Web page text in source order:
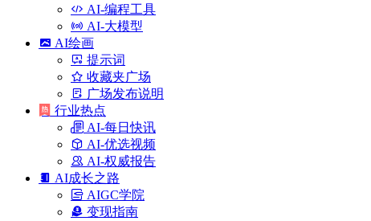
AI-编程工具
AI-大模型
AI绘画
提示词
收藏夹广场
广场发布说明
行业热点
AI-每日快讯
AI-优选视频
AI-权威报告
AI成长之路
AIGC学院
变现指南